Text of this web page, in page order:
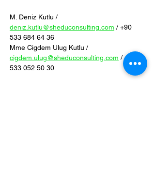
M. Deniz Kutlu /
deniz.kutlu@sheduconsulting.com / +90
533 684 64 36
Mme Cigdem Ulug Kutlu /
cigdem.ulug@sheduconsulting.com / +90
533 052 50 30